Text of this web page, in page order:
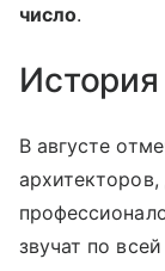
число.
История
В августе
звучат по